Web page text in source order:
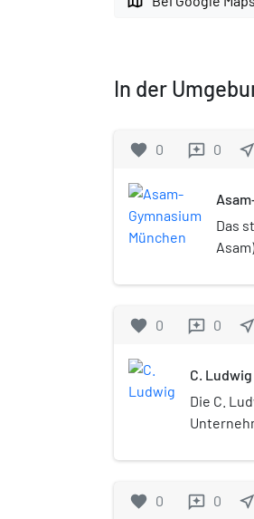
In der
favorite 0 reviews 0 near_me
Das
nach
favorite 0 reviews 0 near_me
C. Ludwig
Die C.
an
wurde
favorite 0 reviews 0 near_me